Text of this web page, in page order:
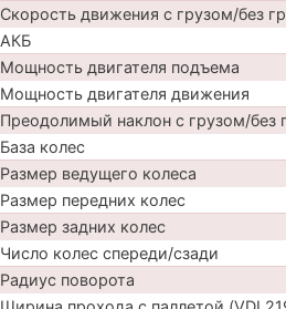
Скорость движения с грузом/без
АКБ
Мощность двигателя подъема
Мощность двигателя движения
Преодолимый наклон с грузом/без
База колес
Размер ведущего колеса
Размер передних колес
Размер задних колес
Число колес спереди/сзади
Радиус поворота